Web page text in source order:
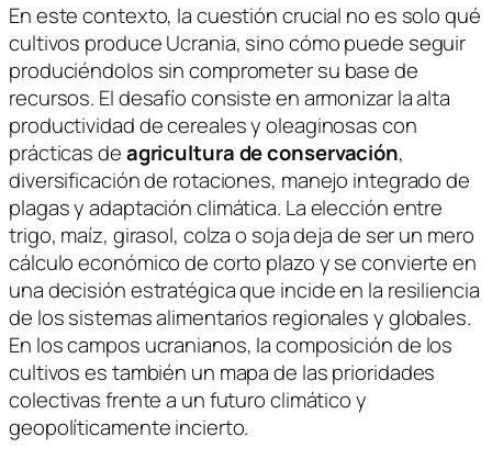
En este contexto, la cuestión crucial no es solo qué
cultivos produce Ucrania, sino cómo puede seguir
produciéndolos sin comprometer su base de
recursos. El desafío consiste en armonizar la alta
productividad de cereales y oleaginosas con
prácticas deagricultura de conservación,
diversificación de rotaciones, manejo integrado de
plagas y adaptación climática. La elección entre
trigo, maíz, girasol, colza o soja deja de ser un mero
cálculo económico de corto plazo y se convierte en
una decisión estratégica que incide en la resiliencia
de los sistemas alimentarios regionales y globales.
En los campos ucranianos, la composición de los
cultivos es también un mapa de las prioridades
colectivas frente a un futuro climático y
geopolíticamente incierto.